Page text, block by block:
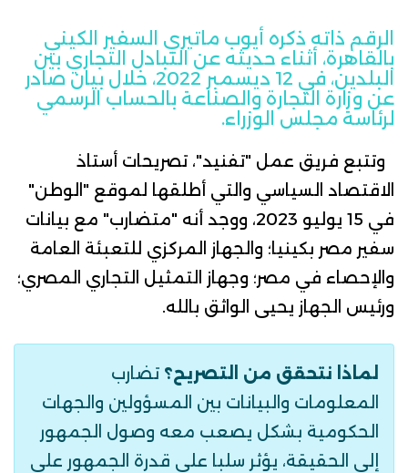
الرقم ذاته ذكره أيوب ماتيري السفير الكيني
بالقاهرة، أثناء حديثه عن التبادل التجاري بين
البلدين، في 12 ديسمبر 2022، خلال
بيان صادر
عن وزارة التجارة والصناعة بالحساب الرسمي
لرئاسة مجلس الوزراء.
وتتبع فريق عمل "تفنيد"، تصريحات أستاذ
الاقتصاد السياسي والتي أطلقها لموقع " الوطن"
في 15 يوليو 2023، ووجد أنه "متضارب" مع بيانات
سفير مصر بكينيا؛ والجهاز المركزي للتعبئة العامة
والإحصاء في مصر؛ وجهاز التمثيل التجاري المصري؛
ورئيس الجهاز يحيى الواثق بالله.
لماذا نتحقق من التصريح؟ تضارب
المعلومات والبيانات بين المسؤولين والجهات
الحكومية بشكل يصعب معه وصول الجمهور
إلى الحقيقة، يؤثر سلبا على قدرة الجمهور على